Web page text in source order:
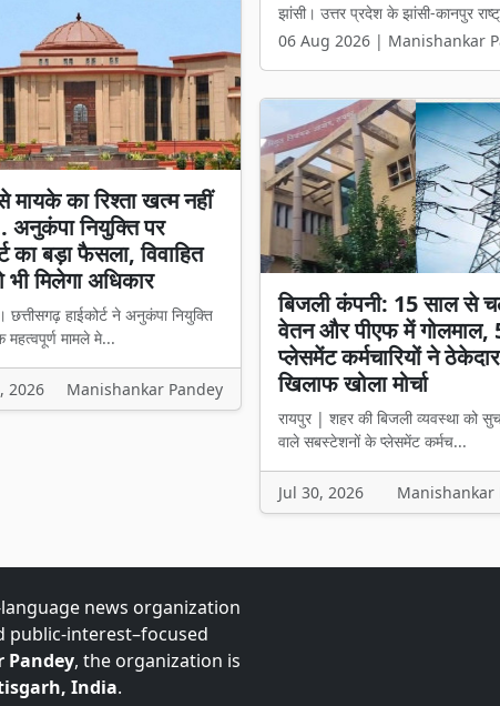
मायके का रिश्ता खत्म नहीं
अनुकंपा नियुक्ति पर
का बड़ा फैसला, विवाहित
भी मिलेगा अधिकार
छत्तीसगढ़ हाईकोर्ट ने अनुकंपा नियुक्ति
मामले मे...
2026 Manishankar Pandey
कोंडागांव। छत्तीसगढ़ के केशकाल वनमंडल
06 Aug 2026 | Manishankar
बिजली कंपनी: 15 साल से
वेतन और पीएफ में गोलमाल,
प्लेसमेंट कर्मचारियों ने
खिलाफ खोला मोर्चा
रायपुर | शहर की बिजली व्यवस्था को
वाले सबस्टेशनों के प्लेसमेंट कर्मच...
Jul 30, 2026 Manishankar
news organization
public-interest–focused
Pandey, the organization is
India.